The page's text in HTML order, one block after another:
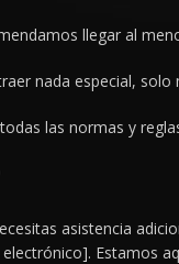
llegar al
nada especial,
las normas y
asistencia
Estamos